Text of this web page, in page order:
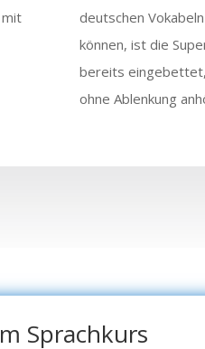
deutschen
können, ist die
bereits
ohne Ablenkung
Sprachkurs